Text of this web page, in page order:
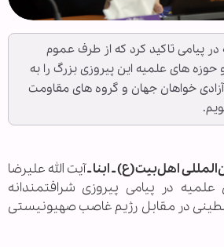
پیامی تاکید کرد که از طرف عموم
های علمیه این پیروزی بزرگ را به
خواهان جهان و گروه های مقاومت
اهل‌بیت(ع) ـ ابنا ـآیت الله علیرضا
در پیامی پیروزی شرافتمندانه
در مقابل رژیم غاصب صهیونیستی